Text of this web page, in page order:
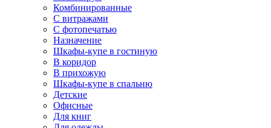
Комбинированные
С витражами
С фотопечатью
Назначение
Шкафы-купе в гостиную
В коридор
В прихожую
Шкафы-купе в спальню
Детские
Офисные
Для книг